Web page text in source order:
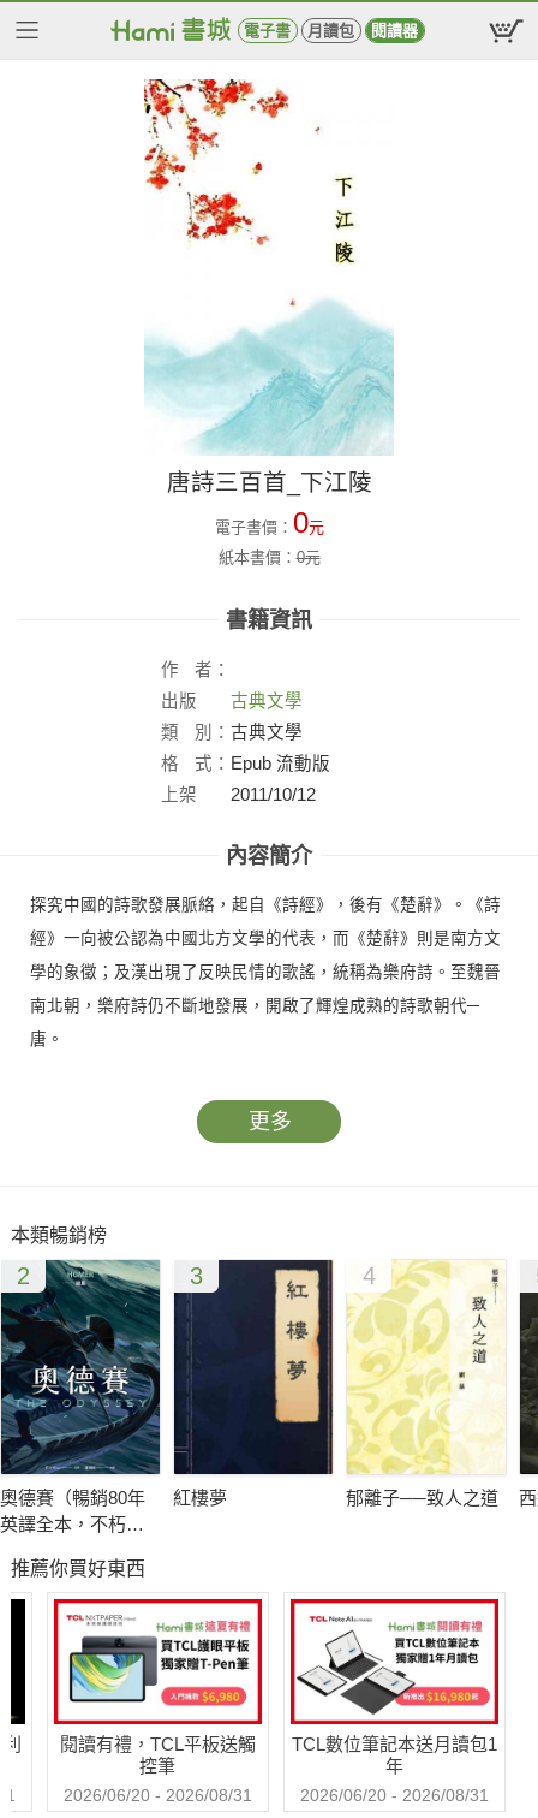
電子書 月讀包 閱讀器
唐詩三百首_下江陵
電子書價： 0元
紙本書價：0元
書籍資訊
作
者：
出版
社：
古典文學
類
別： 古典文學
格
式： Epub 流動版
上架
2011/10/12
內容簡介
探究中國的詩歌發展脈絡，起自《詩經》，後有《楚辭》。《詩
經》一向被公認為中國北方文學的代表，而《楚辭》則是南方文
學的象徵；及漢出現了反映民情的歌謠，統稱為樂府詩。至魏晉
南北朝，樂府詩仍不斷地發展，開啟了輝煌成熟的詩歌朝代─
唐。
更多
本類暢銷榜
2
奧德賽（暢銷80年
英譯全本，不朽中
3
紅樓夢
4
郁離子──致人之道
推薦你買好東西
閱讀有禮，TCL平板送觸
控筆
2026/06/20 - 2026/08/31
TCL數位筆記本送月讀包1
年
2026/06/20 - 2026/08/31